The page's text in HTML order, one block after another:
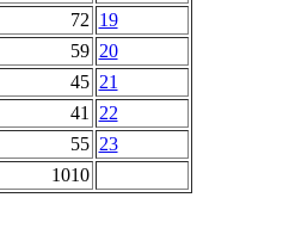
72 19
59 20
45 21
41
22
55 23
1010